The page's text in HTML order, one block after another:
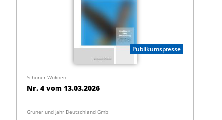
Publikumspresse
Schöner Wohnen
Nr. 4 vom 13.03.2026
Gruner und Jahr Deutschland GmbH